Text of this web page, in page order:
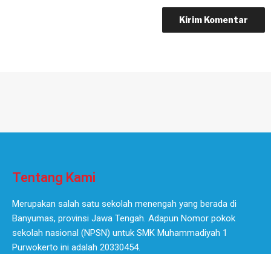
Tentang Kami
Merupakan salah satu sekolah menengah yang berada di
Banyumas, provinsi Jawa Tengah. Adapun Nomor pokok
sekolah nasional (NPSN) untuk SMK Muhammadiyah 1
Purwokerto ini adalah 20330454.